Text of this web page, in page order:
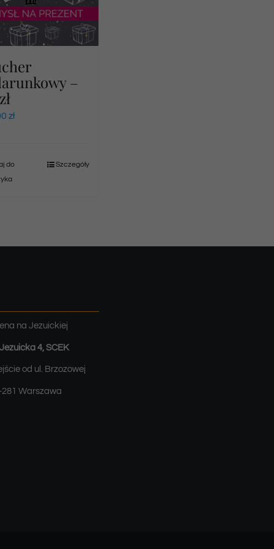
–
zł
do
Szczegóły
na Jezuickiej
4, SCEK
od ul. Brzozowej
281 Warszawa